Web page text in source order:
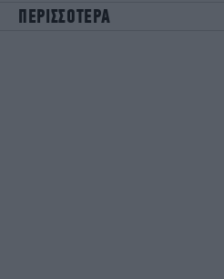
ΠΕΡΙΣΣΟΤΕΡΑ